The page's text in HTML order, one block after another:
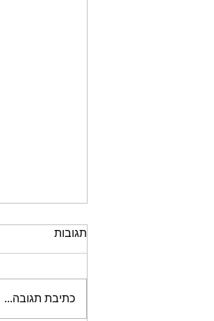
תגובות
כתיבת תגובה...